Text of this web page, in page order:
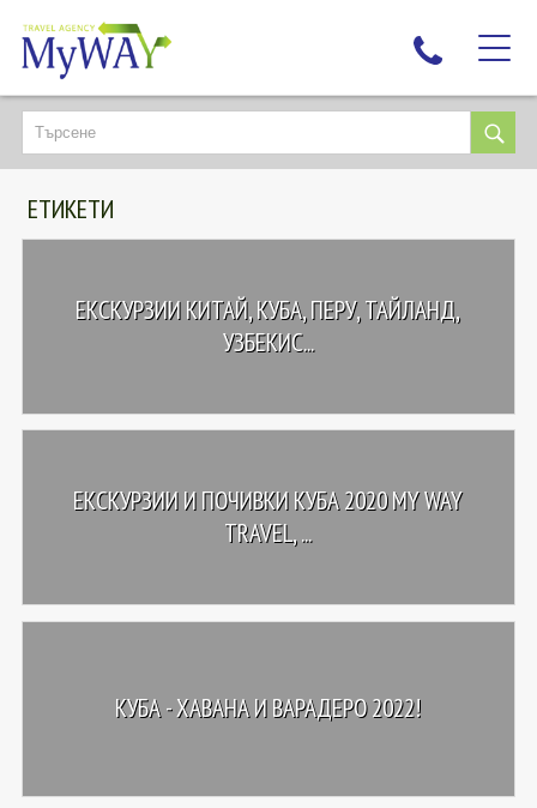
НАЙ-ТЪРСЕНИ
ДЕСТИНАЦИИ
ЕКЗОТИЧНИ ПОЧИВКИ
ЛЮБОПИТНО
КОНТАКТИ
ЕТИКЕТИ
ЕКСКУРЗИИ КИТАЙ, КУБА, ПЕРУ, ТАЙЛАНД,
УЗБЕКИС...
ЕКСКУРЗИИ И ПОЧИВКИ КУБА 2020 MY WAY
TRAVEL, ...
КУБА - ХАВАНА И ВАРАДЕРО 2022!